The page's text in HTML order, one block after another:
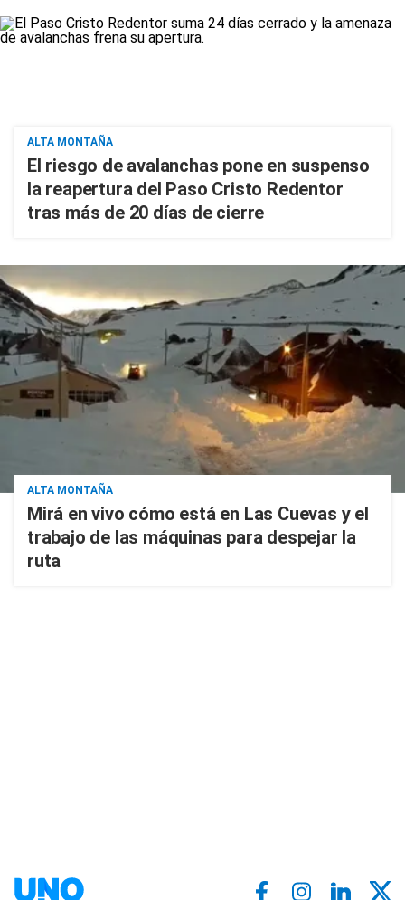
ALTA MONTAÑA
El riesgo de avalanchas pone en suspenso
la reapertura del Paso Cristo Redentor
tras más de 20 días de cierre
ALTA MONTAÑA
Mirá en vivo cómo está en Las Cuevas y el
trabajo de las máquinas para despejar la
ruta